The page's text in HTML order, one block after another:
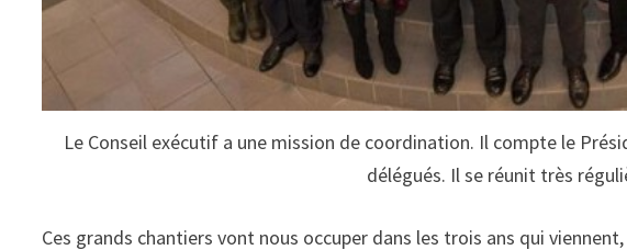
Le Conseil exécutif a une mission de coordination. Il compte le
délégués. Il se réunit très
Ces grands chantiers vont nous occuper dans les trois ans qui